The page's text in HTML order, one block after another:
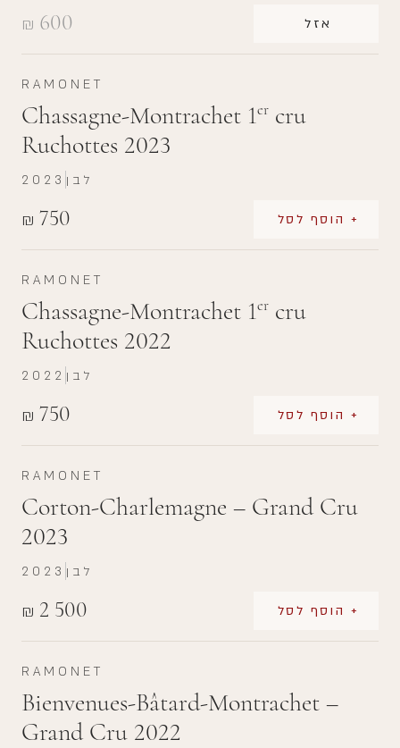
₪ 600 אזל
RAMONET
Chassagne-Montrachet 1er cru
Ruchottes 2023
₪ 750 + הוסף לסל
2023 לבן
RAMONET
Chassagne-Montrachet 1er cru
Ruchottes 2022
₪ 750 + הוסף לסל
2022 לבן
RAMONET
Corton-Charlemagne – Grand Cru
2023
₪ 2 500 + הוסף לסל
2023 לבן
RAMONET
Bienvenues-Bâtard-Montrachet –
Grand Cru 2022